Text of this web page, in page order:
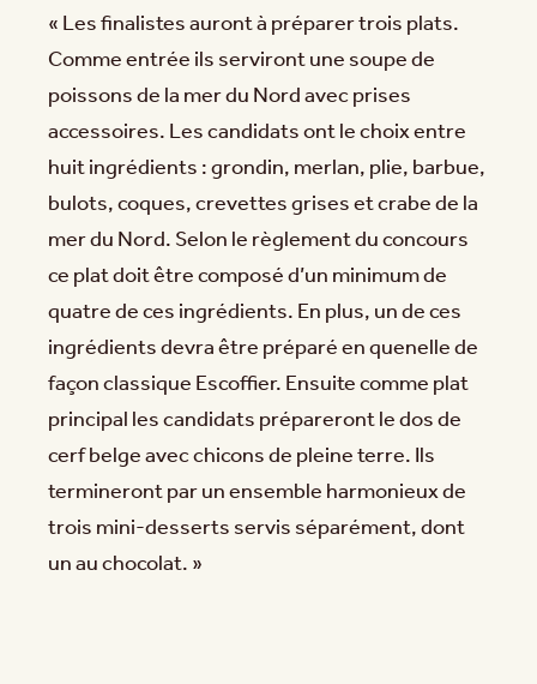
« Les finalistes auront à préparer trois plats.
Comme entrée ils serviront une soupe de
poissons de la mer du Nord avec prises
accessoires. Les candidats ont le choix entre
huit ingrédients : grondin, merlan, plie, barbue,
bulots, coques, crevettes grises et crabe de la
mer du Nord. Selon le règlement du concours
ce plat doit être composé d’un minimum de
quatre de ces ingrédients. En plus, un de ces
ingrédients devra être préparé en quenelle de
façon classique Escoffier. Ensuite comme plat
principal les candidats prépareront le dos de
cerf belge avec chicons de pleine terre. Ils
termineront par un ensemble harmonieux de
trois mini-desserts servis séparément, dont
un au chocolat. »